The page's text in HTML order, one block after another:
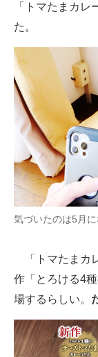
「トマたまカ
た。
気づいたのは5月に
「トマたまカ
作「とろける4
場するらしい。